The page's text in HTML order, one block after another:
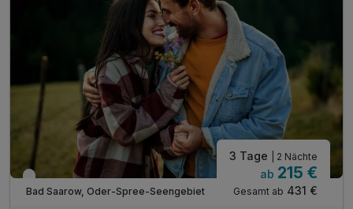
inkl. Aktivitätenprogramm
inkl. Wlan Nutzung
Bitte beachten Sie, dass das Abendessen für die
Kinder unter Zusatzleistungen hinzugebucht wird!
Verfügbar bis Dezember
Bad Saarow, Oder-Spree-Seengebiet
3 Tage | 2 Nächte
ab 215 €
Gesamt ab 431 €